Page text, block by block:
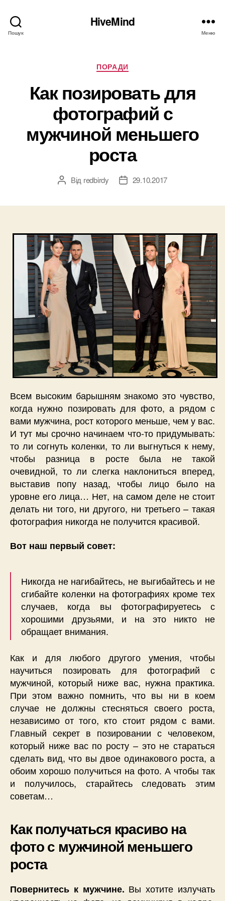
Пошук
HiveMind
Меню
Категорії
ПОРАДИ
Как позировать для
фотографий с
мужчиной меньшего
роста
Автор
Від redbirdy
Дата29.10.2017
Всем высоким барышням знакомо это чувство,
когда нужно позировать для фото, а рядом с
вами мужчина, рост которого меньше, чем у вас.
И тут мы срочно начинаем что-то придумывать:
то ли согнуть коленки, то ли выгнуться к нему,
чтобы разница в росте была не такой
очевидной, то ли слегка наклониться вперед,
выставив попу назад, чтобы лицо было на
уровне его лица… Нет, на самом деле не стоит
делать ни того, ни другого, ни третьего – такая
фотография никогда не получится красивой.
Вот наш первый совет:
Никогда не нагибайтесь, не выгибайтесь и не
сгибайте коленки на фотографиях кроме тех
случаев, когда вы фотографируетесь с
хорошими друзьями, и на это никто не
обращает внимания.
Как и для любого другого умения, чтобы
научиться позировать для фотографий с
мужчиной, который ниже вас, нужна практика.
При этом важно помнить, что вы ни в коем
случае не должны стесняться своего роста,
независимо от того, кто стоит рядом с вами.
Главный секрет в позировании с человеком,
который ниже вас по росту – это не стараться
сделать вид, что вы двое одинакового роста, а
обоим хорошо получиться на фото. А чтобы так
и получилось, старайтесь следовать этим
советам…
Как получаться красиво на
фото с мужчиной меньшего
роста
Повернитесь к мужчине. Вы хотите излучать